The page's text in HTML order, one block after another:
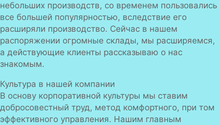
небольших производств, со временем пользовались
все большей популярностью, вследствие его
расширяли производство. Сейчас в нашем
распоряжении огромные склады, мы расширяемся,
а действующие клиенты рассказываю о нас
знакомым.
Культура в нашей компании
В основу корпоративной культуры мы ставим
добросовестный труд, метод комфортного, при том
эффективного управления. Нашим главным